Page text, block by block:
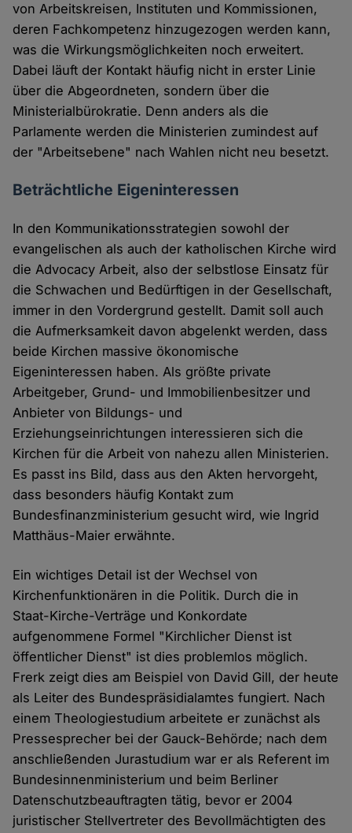
von Arbeitskreisen, Instituten und Kommissionen,
deren Fachkompetenz hinzugezogen werden kann,
was die Wirkungsmöglichkeiten noch erweitert.
Dabei läuft der Kontakt häufig nicht in erster Linie
über die Abgeordneten, sondern über die
Ministerialbürokratie. Denn anders als die
Parlamente werden die Ministerien zumindest auf
der "Arbeitsebene" nach Wahlen nicht neu besetzt.
Beträchtliche Eigeninteressen
In den Kommunikationsstrategien sowohl der
evangelischen als auch der katholischen Kirche wird
die Advocacy Arbeit, also der selbstlose Einsatz für
die Schwachen und Bedürftigen in der Gesellschaft,
immer in den Vordergrund gestellt. Damit soll auch
die Aufmerksamkeit davon abgelenkt werden, dass
beide Kirchen massive ökonomische
Eigeninteressen haben. Als größte private
Arbeitgeber, Grund- und Immobilienbesitzer und
Anbieter von Bildungs- und
Erziehungseinrichtungen interessieren sich die
Kirchen für die Arbeit von nahezu allen Ministerien.
Es passt ins Bild, dass aus den Akten hervorgeht,
dass besonders häufig Kontakt zum
Bundesfinanzministerium gesucht wird, wie Ingrid
Matthäus-Maier erwähnte.
Ein wichtiges Detail ist der Wechsel von
Kirchenfunktionären in die Politik. Durch die in
Staat-Kirche-Verträge und Konkordate
aufgenommene Formel "Kirchlicher Dienst ist
öffentlicher Dienst" ist dies problemlos möglich.
Frerk zeigt dies am Beispiel von David Gill, der heute
als Leiter des Bundespräsidialamtes fungiert. Nach
einem Theologiestudium arbeitete er zunächst als
Pressesprecher bei der Gauck-Behörde; nach dem
anschließenden Jurastudium war er als Referent im
Bundesinnenministerium und beim Berliner
Datenschutzbeauftragten tätig, bevor er 2004
juristischer Stellvertreter des Bevollmächtigten des